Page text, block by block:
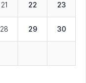
21 22 23
28 29 30